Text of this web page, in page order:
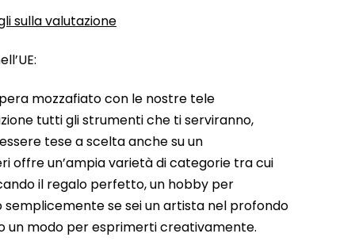
sulla valutazione
mozzafiato con le nostre tele
tutti gli strumenti che ti serviranno,
tese a scelta anche su un
offre un’ampia varietà di categorie tra cui
il regalo perfetto, un hobby per
se sei un artista nel profondo
un modo per esprimerti creativamente.